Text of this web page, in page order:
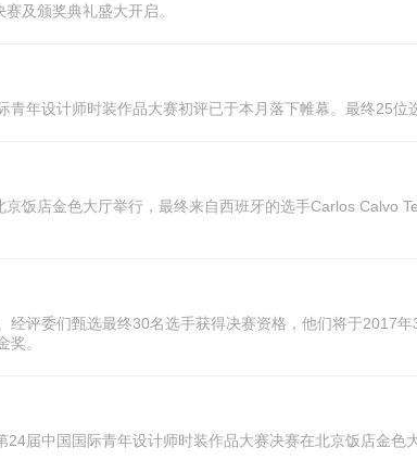
及颁奖典礼盛大开启。
年设计师时装作品大赛初评已于本月落下帷幕。最终25位
饭店金色大厅举行，最终来自西班牙的选手Carlos Calvo
评委们甄选最终30名选手获得决赛资格，他们将于2017
。
届中国国际青年设计师时装作品大赛决赛在北京饭店金色